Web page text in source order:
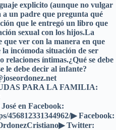
explicito (aunque no vulgar
a un padre que pregunta qué
que le entregó un libro que
sexual con los hijos.La
que ver con la manera en que
incómoda situación de ser
íntimas.¿Qué se debe
le debe decir al infante?
PARA LA FAMILIA:
en Facebook:
456812331344962/▶ Facebook:
Twitter: